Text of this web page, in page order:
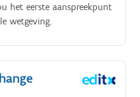
het eerste aanspreekpunt
wetgeving.